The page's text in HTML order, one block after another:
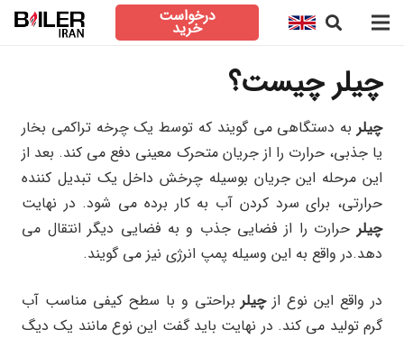
درخواست
خرید
چیلر چیست؟
چیلر به دستگاهی می گویند که توسط یک چرخه تراکمی بخار
یا جذبی، حرارت را از جریان متحرک معینی دفع می کند. بعد از
این مرحله این جریان بوسیله چرخش داخل یک تبدیل کننده
حرارتی، برای سرد کردن آب به کار برده می شود. در نهایت
چیلر حرارت را از فضایی جذب و به فضایی دیگر انتقال می
دهد.در واقع به این وسیله پمپ انرژی نیز می گویند.
در واقع این نوع ازچیلربراحتی و با سطح کیفی مناسب آب
گرم تولید می کند. در نهایت باید گفت این نوع مانند یک دیگ